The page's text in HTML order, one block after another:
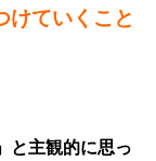
けていくこと
と主観的に思っ